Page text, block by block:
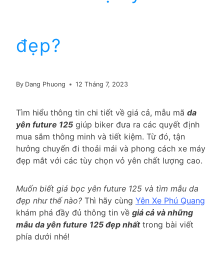
đẹp?
By Dang Phuong 12 Tháng 7, 2023
Tìm hiểu thông tin chi tiết về giá cả, mẫu mã da
yên future 125 giúp biker đưa ra các quyết định
mua sắm thông minh và tiết kiệm. Từ đó, tận
hưởng chuyến đi thoải mái và phong cách xe máy
đẹp mắt với các tùy chọn vỏ yên chất lượng cao.
Muốn biết giá bọc yên future 125 và tìm mẫu da
đẹp như thế nào? Thì hãy cùng Yên Xe Phú Quang
khám phá đầy đủ thông tin về giá cả và những
mẫu da yên future 125 đẹp nhấttrong bài viết
phía dưới nhé!